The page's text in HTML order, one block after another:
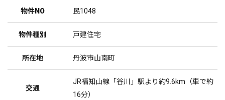
物件NO 民1048
物件種別 戸建住宅
所在地 丹波市山南町
交通
JR福知山線「谷川」駅より約9.6km（車で約
16分）